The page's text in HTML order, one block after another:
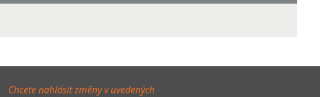
Chcete nahlásit změny v uvedených